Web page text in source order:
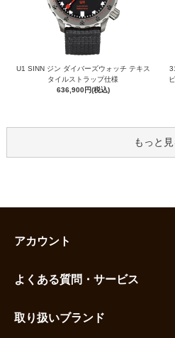
U1 SINN ジン ダイバーズウォッチ テキス
タイルストラップ仕様
636,900円(税込)
もっと見
アカウント
お気に入りを見る
よくある質問・サービス
取り扱いブランド